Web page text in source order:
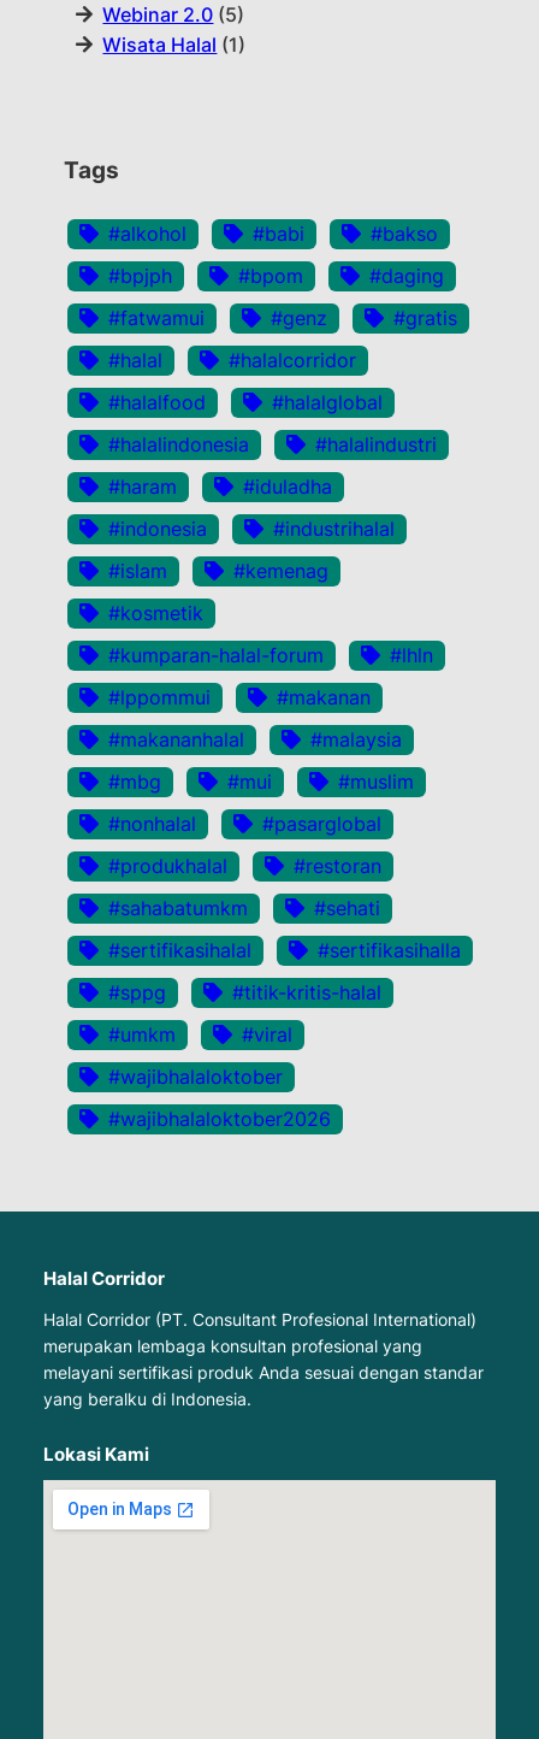
Webinar 2.0 (5)
Wisata Halal (1)
Tags
#alkohol #babi
#bakso
#bpjph
#bpom
#daging
#fatwamui
#genz
#gratis
#halal
#halalcorridor
#halalfood
#halalglobal
#halalindonesia
#halalindustri
#haram
#iduladha
#indonesia
#industrihalal
#islam
#kemenag
#kosmetik
#kumparan-halal-forum
#lhln
#lppommui
#makanan
#makananhalal
#malaysia
#mbg
#mui
#muslim
#nonhalal
#pasarglobal
#produkhalal
#restoran
#sahabatumkm
#sehati
#sertifikasihalal
#sertifikasihalla
#sppg
#titik-kritis-halal
#umkm
#viral
#wajibhalaloktober
#wajibhalaloktober2026
Halal Corridor
Halal Corridor (PT. Consultant Profesional International)
merupakan lembaga konsultan profesional yang
melayani sertifikasi produk Anda sesuai dengan standar
yang beralku di Indonesia.
Lokasi Kami